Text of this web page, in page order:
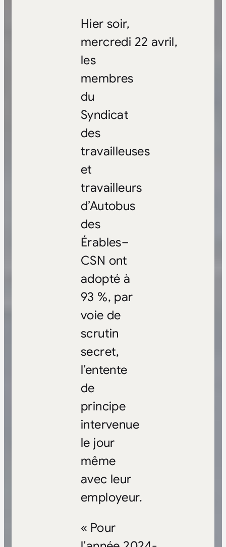
Hier soir,
mercredi 22 avril,
les
membres
du
Syndicat
des
travailleuses
et
travailleurs
d’Autobus
des
Érables–
CSN ont
adopté à
93 %, par
voie de
scrutin
secret,
l’entente
de
principe
intervenue
le jour
même
avec leur
employeur.
« Pour